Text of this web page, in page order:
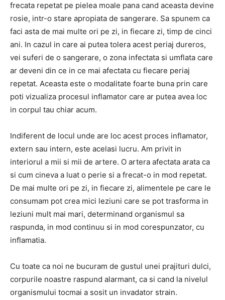
frecata repetat pe pielea moale pana cand aceasta devine
rosie, intr-o stare apropiata de sangerare. Sa spunem ca
faci asta de mai multe ori pe zi, in fiecare zi, timp de cinci
ani. In cazul in care ai putea tolera acest periaj dureros,
vei suferi de o sangerare, o zona infectata si umflata care
ar deveni din ce in ce mai afectata cu fiecare periaj
repetat. Aceasta este o modalitate foarte buna prin care
poti vizualiza procesul inflamator care ar putea avea loc
in corpul tau chiar acum.
Indiferent de locul unde are loc acest proces inflamator,
extern sau intern, este acelasi lucru. Am privit in
interiorul a mii si mii de artere. O artera afectata arata ca
si cum cineva a luat o perie si a frecat-o in mod repetat.
De mai multe ori pe zi, in fiecare zi, alimentele pe care le
consumam pot crea mici leziuni care se pot trasforma in
leziuni mult mai mari, determinand organismul sa
raspunda, in mod continuu si in mod corespunzator, cu
inflamatia.
Cu toate ca noi ne bucuram de gustul unei prajituri dulci,
corpurile noastre raspund alarmant, ca si cand la nivelul
organismului tocmai a sosit un invadator strain.